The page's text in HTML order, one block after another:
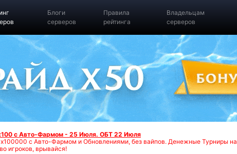
Блоги
серверов
Правила
рейтинга
Владельцам
серверов
с Авто-Фармом - 25 Июля. ОБТ 22 Июля
х100000 с Авто-Фармом и Обновлениями, без вайпов. Денежные Турниры на
игроков, врывайся!